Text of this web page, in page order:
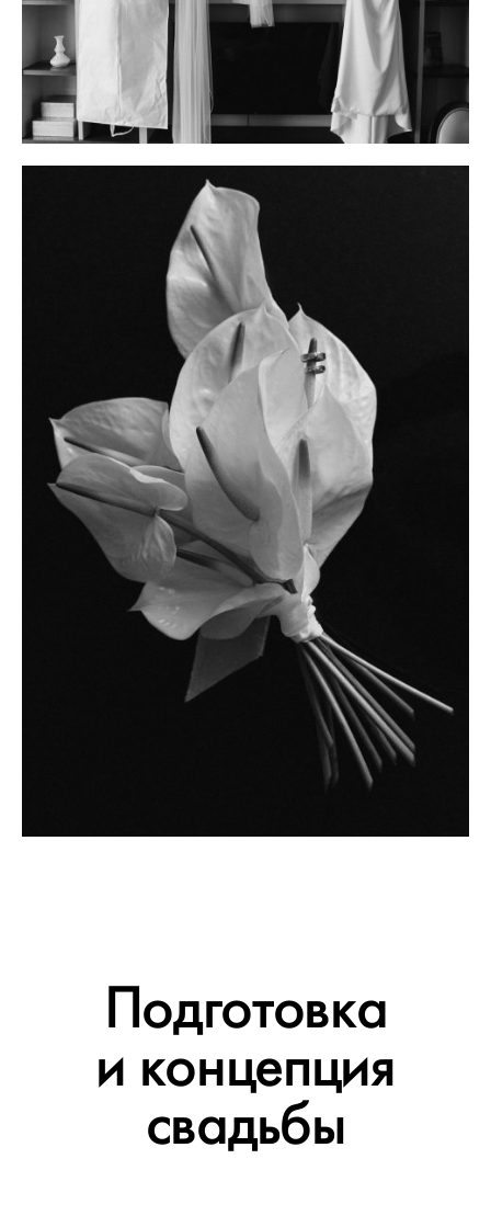
Подготовка
и концепция
свадьбы